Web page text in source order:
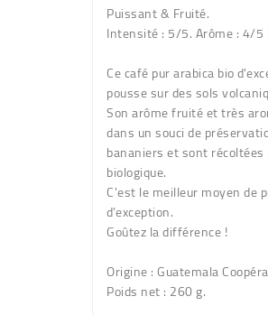
Puissant & Fruité.
Intensité : 5/5. Arôme : 4/
Ce café pur arabica bio
pousse sur des sols
Son arôme fruité et très
dans un souci de
bananiers et sont
biologique.
C'est le meilleur moyen de
d'exception.
Goûtez la différence !
Origine: Guatemala
Poids net: 260 g.